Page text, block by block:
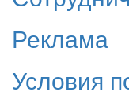
Реклама
Условия